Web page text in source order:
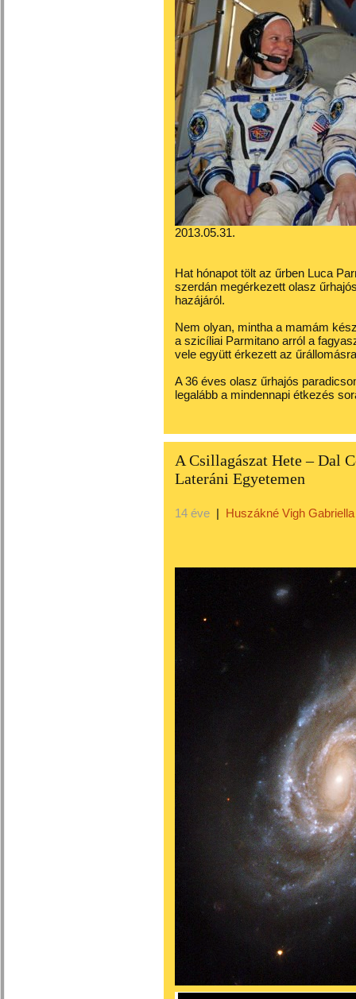
2013.05.31.
Hat hónapot tölt az űrben Luca
szerdán megérkezett olasz
hazájáról.
Nem olyan, mintha a mamám
a szicíliai Parmitano arról a
vele együtt érkezett az
A 36 éves olasz űrhajós
legalább a mindennapi étkezés
A Csillagászat Hete – Dal
Lateráni Egyetemen
14 éve | Huszákné Vigh Gabriella